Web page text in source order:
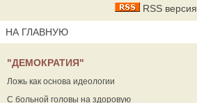
RSS версия
НА ГЛАВНУЮ
"ДЕМОКРАТИЯ"
Ложь как основа идеологии
С больной головы на здоровую